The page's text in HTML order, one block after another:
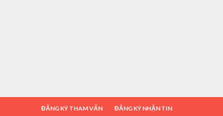
ĐĂNG KÝ THAM VẤN ĐĂNG KÝ NHẬN TIN